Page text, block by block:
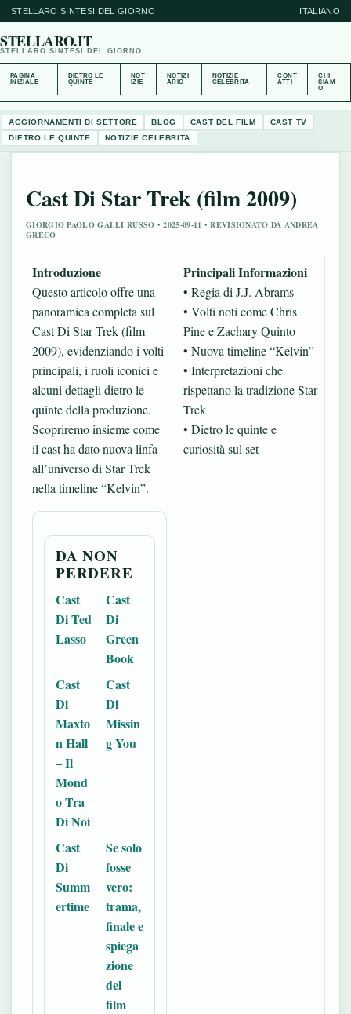
STELLARO SINTESI DEL GIORNO ITALIANO
STELLARO.IT
STELLARO SINTESI DEL GIORNO
PAGINA
INIZIALE
DIETRO LE
QUINTE
NOT
IZIE
NOTIZI
ARIO
NOTIZIE
CELEBRITA
CONT
ATTI
CHI
SIAM
O
AGGIORNAMENTI DI SETTORE BLOG CAST DEL FILM
CAST TV
DIETRO LE QUINTE
NOTIZIE CELEBRITA
Cast Di Star Trek (film 2009)
GIORGIO PAOLO GALLI RUSSO • 2025-09-11 • REVISIONATO DA ANDREA
GRECO
Introduzione
Questo articolo offre una
panoramica completa sul
Cast Di Star Trek (film
2009), evidenziando i volti
principali, i ruoli iconici e
alcuni dettagli dietro le
quinte della produzione.
Scopriremo insieme come
il cast ha dato nuova linfa
all’universo di Star Trek
nella timeline “Kelvin”.
DA NON
PERDERE
Cast
Di Ted
Lasso
Cast
Di
Green
Book
Cast
Di
Maxto
n Hall
– Il
Mond
o Tra
Di Noi
Cast
Di
Missin
g You
Cast
Di
Summ
ertime
Se solo
fosse
vero:
trama,
finale e
spiega
zione
del
film
Principali Informazioni
• Regia di J.J. Abrams
• Volti noti come Chris
Pine e Zachary Quinto
• Nuova timeline “Kelvin”
• Interpretazioni che
rispettano la tradizione Star
Trek
• Dietro le quinte e
curiosità sul set